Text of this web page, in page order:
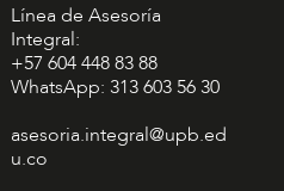
Línea de Asesoría
Integral:
+57 604 448 83 88
WhatsApp: 313 603 56 30
asesoria.integral@upb.ed
u.co